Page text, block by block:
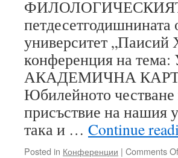
ФИЛОЛОГИЧЕСКИЯТ
петдесетгодишнината
университет „Паисий
конференция на
АКАДЕМИЧНА
Юбилейното честване
присъствие на нашия
така и … Continue
Posted in Конференции | Comments